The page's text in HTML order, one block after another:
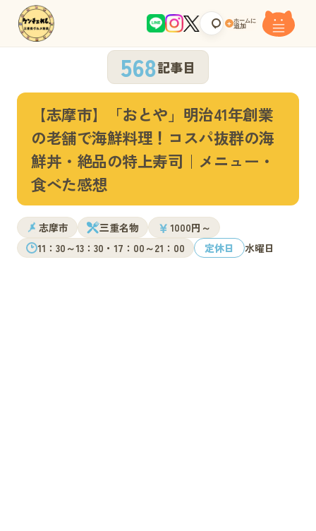
+ ホームに
追加
568記事目
【志摩市】「おとや」明治41年創業
の老舗で海鮮料理！コスパ抜群の海
鮮丼・絶品の特上寿司｜メニュー・
食べた感想
志摩市 三重名物 ￥ 1000円～
11：30～13：30・17：00～21：00
定休日 水曜日